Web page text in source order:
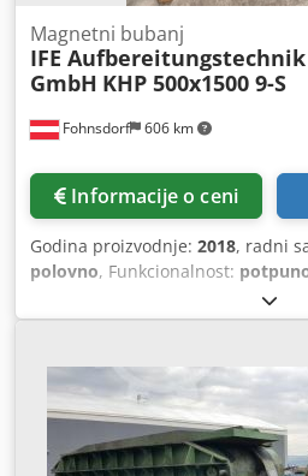
Fohnsdorf 606 km
Magnetni bubanj
IFE Aufbereitungstechnik
GmbH KHP 500x1500 9-S
Informacije o ceni
Godina proizvodnje: 2018, radni
polovno, Funkcionalnost:
Magnetna Bubanj Tip KHP
V Frekvencija 50 Hz El. radna
30 - 90 o / min Crjdpslhqbrefx
pritiska 50 dB Težina mašine 850
Dostupno sada